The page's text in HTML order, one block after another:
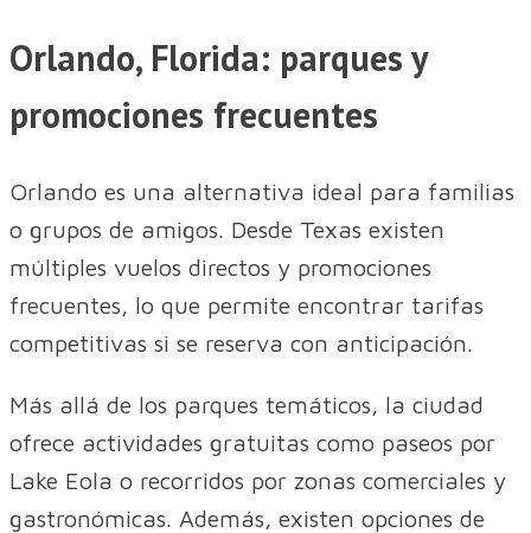
Orlando, Florida: parques y
promociones frecuentes
Orlando es una alternativa ideal para familias
o grupos de amigos. Desde Texas existen
múltiples vuelos directos y promociones
frecuentes, lo que permite encontrar tarifas
competitivas si se reserva con anticipación.
Más allá de los parques temáticos, la ciudad
ofrece actividades gratuitas como paseos por
Lake Eola o recorridos por zonas comerciales y
gastronómicas. Además, existen opciones de